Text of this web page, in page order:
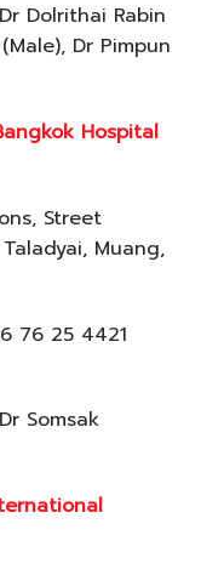
Dolrithai Rabin
Dr Pimpun
Hospital
Street
Muang,
76 25 4421
Somsak